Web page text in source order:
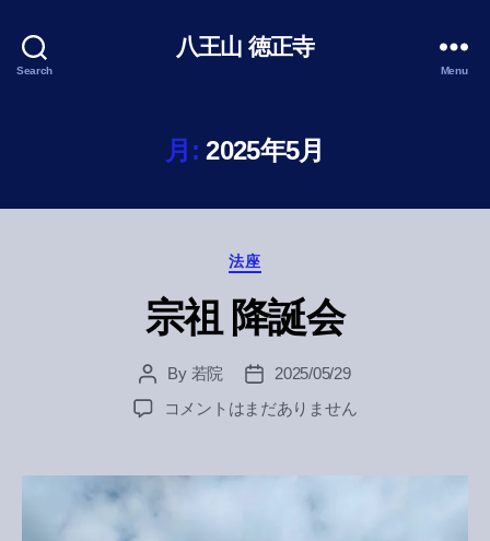
Search
八王山 徳正寺
Menu
月: 2025年5月
Categories
法座
宗祖 降誕会
Post
author
By 若院
Post
date
2025/05/29
宗
誕
コメントはまだありません